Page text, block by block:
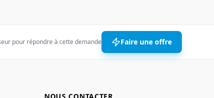
pour répondre à cette demande Faire une offre